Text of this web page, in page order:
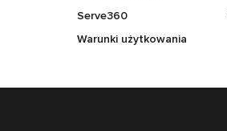
Serve360
Warunki użytkowania